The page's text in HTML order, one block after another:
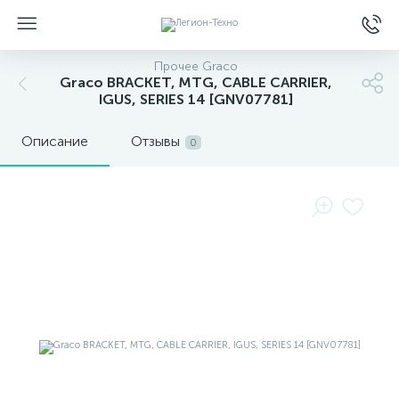
Прочее Graco
Graco BRACKET, MTG, CABLE CARRIER,
IGUS, SERIES 14 [GNV07781]
Описание Отзывы 0